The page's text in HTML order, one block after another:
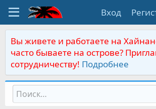
Вход
Вы живете и работаете на
часто бываете на острове?
сотрудничеству! Подробнее